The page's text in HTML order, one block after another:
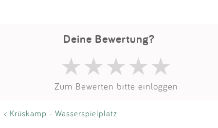
Partner
Kontakt
Impressum
Deine Bewertung?
Zum Bewerten bitte einloggen
< Krüskamp - Wasserspielplatz